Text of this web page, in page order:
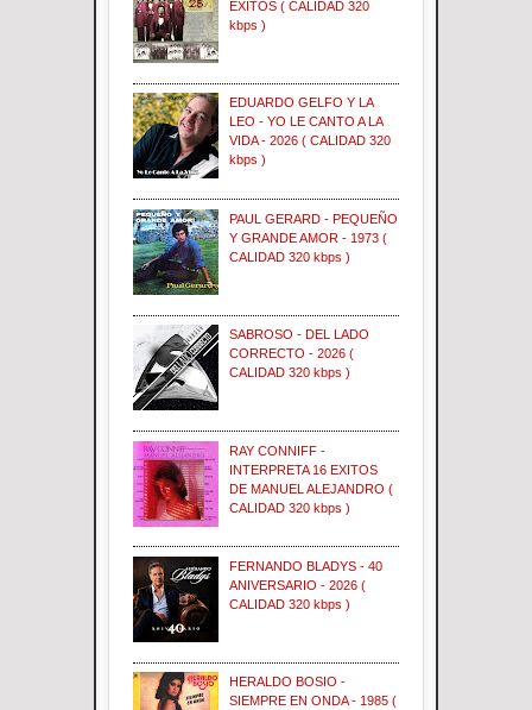
EXITOS ( CALIDAD 320
kbps )
EDUARDO GELFO Y LA
LEO - YO LE CANTO A LA
VIDA - 2026 ( CALIDAD 320
kbps )
PAUL GERARD - PEQUEÑO
Y GRANDE AMOR - 1973 (
CALIDAD 320 kbps )
SABROSO - DEL LADO
CORRECTO - 2026 (
CALIDAD 320 kbps )
RAY CONNIFF -
INTERPRETA 16 EXITOS
DE MANUEL ALEJANDRO (
CALIDAD 320 kbps )
FERNANDO BLADYS - 40
ANIVERSARIO - 2026 (
CALIDAD 320 kbps )
HERALDO BOSIO -
SIEMPRE EN ONDA - 1985 (